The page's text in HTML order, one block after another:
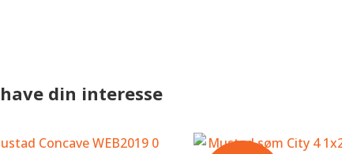
din interesse